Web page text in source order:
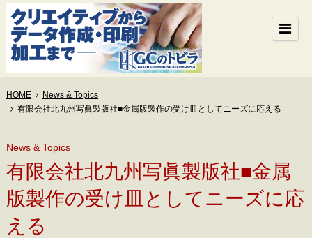
HOME
News & Topics
有限会社北九州写眞製版社■金属版製作の受け皿としてニーズに応える
News & Topics
有限会社北九州写眞製版社■金属
版製作の受け皿としてニーズに応
える